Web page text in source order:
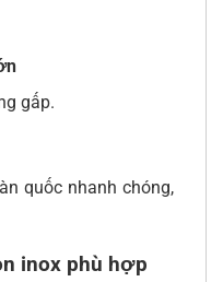
gấp.
quốc nhanh chóng,
inox phù hợp